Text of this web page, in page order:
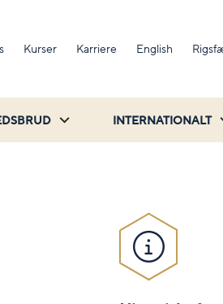
Kurser Karriere English
INTERNATIONALT